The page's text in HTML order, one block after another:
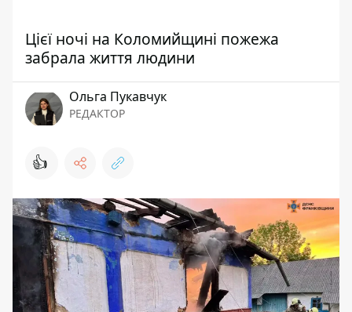
Цієї ночі на Коломийщині пожежа
забрала життя людини
Ольга Пукавчук
РЕДАКТОР
👍